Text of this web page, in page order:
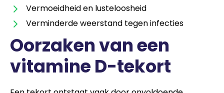
Vermoeidheid en lusteloosheid
Verminderde weerstand tegen infecties
Oorzaken van een
vitamine D-tekort